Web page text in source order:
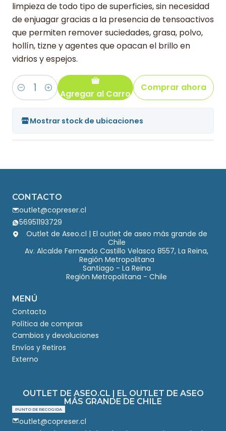
limpieza de todo tipo de superficies, sin necesidad
de enjuagar gracias a la presencia de tensoactivos
que permiten remover suciedades, grasa, polvo,
hollín, tizne y agentes que opacan el brillo en
vidrios y espejos.
Cantidad Agregar al Carro
Comprar ahora
Mostrar stock de ubicaciones
CONTACTO
outlet@copreser.cl
56951193729
Outlet de Aseo.cl | El outlet de aseo más grande de
Chile
Av. Alcalde Fernando Castillo Velasco 8557, La Reina,
Región Metropolitana
Santiago - La Reina
Región Metropolitana - Chile
MENÚ
Contacto
Política de compras
Cambios y devoluciones
Envíos y Retiros
Externo
OUTLET DE ASEO.CL | EL OUTLET DE ASEO
MÁS GRANDE DE CHILE
PUNTO DE RECOGIDA
outlet@copreser.cl